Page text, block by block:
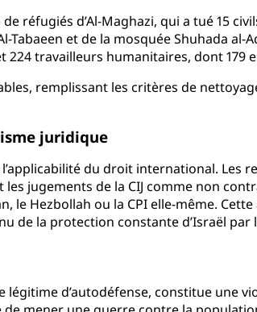
réfugiés d’Al-Maghazi, qui a tué 15
Tabaeen et de la mosquée Shuhada
travailleurs humanitaires, dont 179
remplissant les critères de
juridique
du droit international. Les
jugements de la CIJ comme non
le Hezbollah ou la CPI elle-même.
la protection constante d’Israël par
légitime d’autodéfense, constitue